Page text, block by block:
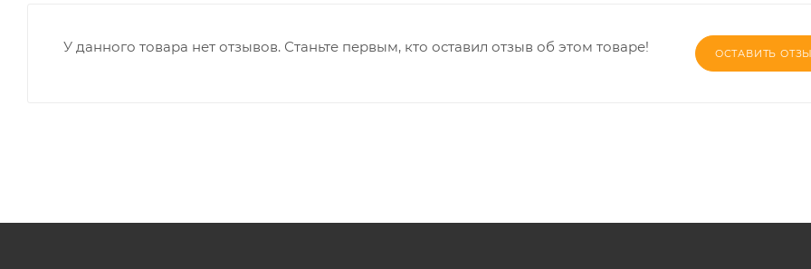
ОСТАВИТЬ
У данного товара нет отзывов. Станьте первым, кто оставил отзыв об этом товаре!